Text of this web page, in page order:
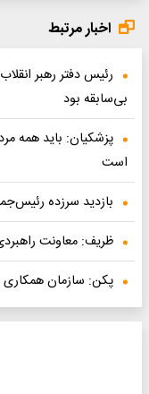
اخبار مرتبط
رئیس دفتر رهبر
بی‌سابقه بود
پزشکیان: باید همه
است
بازدید سرزده
ظریف: معاونت
پکن: سازمان